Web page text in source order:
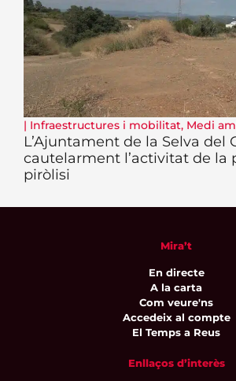
| Infraestructures i mobilitat, Medi
L’Ajuntament de la Selva del
cautelarment l’activitat de la
piròlisi
Mira’t
En directe
A la carta
Com veure'ns
Accedeix al compte
El Temps a Reus
Enllaços d’interès